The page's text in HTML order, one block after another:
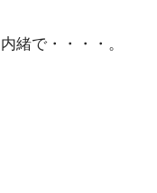
緒で・・・・。